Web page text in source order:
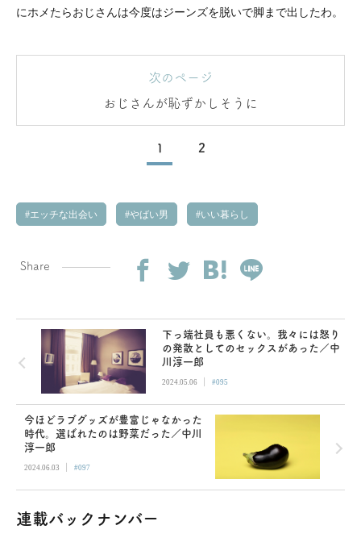
にホメたらおじさんは今度はジーンズを脱いで脚まで出したわ。
次のページ
おじさんが恥ずかしそうに
1 2
エッチな出会い やばい男 いい暮らし
Share
下っ端社員も悪くない。我々には怒り
の発散としてのセックスがあった／中
川淳一郎
2024.05.06 | #095
今ほどラブグッズが豊富じゃなかった
時代。選ばれたのは野菜だった／中川
淳一郎
2024.06.03 | #097
連載バックナンバー